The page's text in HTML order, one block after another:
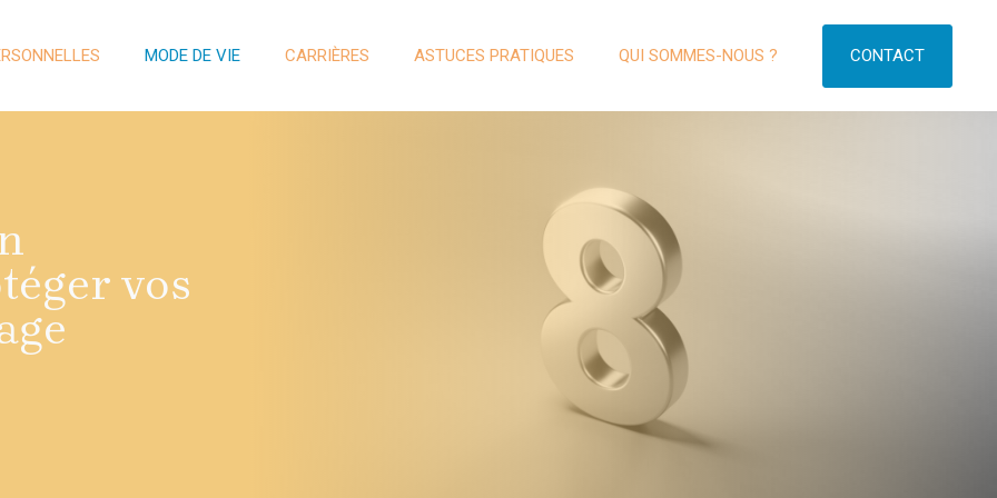
MODE DE VIE CARRIÈRES ASTUCES PRATIQUES QUI SOMMES-NOUS ? CONTACT
vos